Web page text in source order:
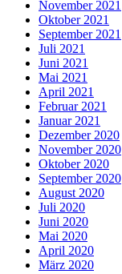
November 2021
Oktober 2021
September 2021
Juli 2021
Juni 2021
Mai 2021
April 2021
Februar 2021
Januar 2021
Dezember 2020
November 2020
Oktober 2020
September 2020
August 2020
Juli 2020
Juni 2020
Mai 2020
April 2020
März 2020